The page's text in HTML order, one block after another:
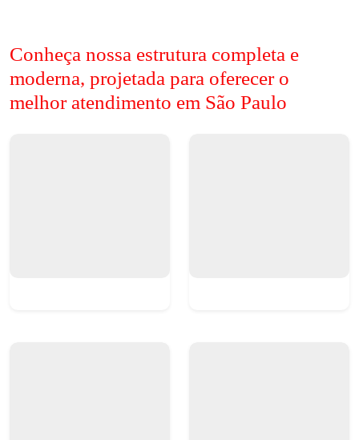
Conheça nossa estrutura completa e
moderna, projetada para oferecer o
melhor atendimento em São Paulo